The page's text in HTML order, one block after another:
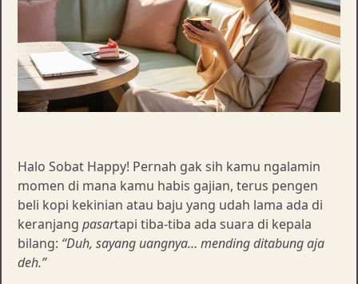
Halo Sobat Happy! Pernah gak sih kamu ngalamin
momen di mana kamu habis gajian, terus pengen
beli kopi kekinian atau baju yang udah lama ada di
keranjang pasartapi tiba-tiba ada suara di kepala
bilang: “Duh, sayang uangnya… mending ditabung aja
deh.”